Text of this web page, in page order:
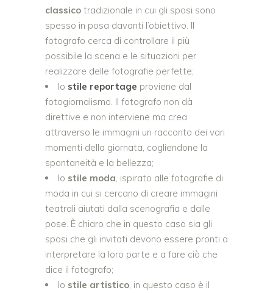
classico tradizionale in cui gli sposi sono
spesso in posa davanti l’obiettivo. Il
fotografo cerca di controllare il più
possibile la scena e le situazioni per
realizzare delle fotografie perfette;
lo stile reportage proviene dal
fotogiornalismo. Il fotografo non dà
direttive e non interviene ma crea
attraverso le immagini un racconto dei vari
momenti della giornata, cogliendone la
spontaneità e la bellezza;
lo stile moda, ispirato alle fotografie di
moda in cui si cercano di creare immagini
teatrali aiutati dalla scenografia e dalle
pose. È chiaro che in questo caso sia gli
sposi che gli invitati devono essere pronti a
interpretare la loro parte e a fare ciò che
dice il fotografo;
lo stile artistico, in questo caso è il